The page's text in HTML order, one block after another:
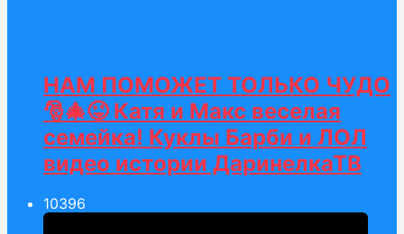
НАМ ПОМОЖЕТ ТОЛЬКО ЧУДО
🎅🎄😜 Катя и Макс веселая
семейка! Куклы Барби и ЛОЛ
видео истории ДаринелкаТВ
10396